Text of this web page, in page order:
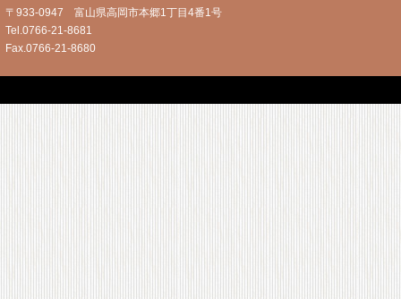
〒933-0947 富山県高岡市本郷1丁目4番1号
Tel.0766-21-8681
Fax.0766-21-8680